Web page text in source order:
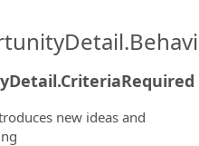
new ideas and